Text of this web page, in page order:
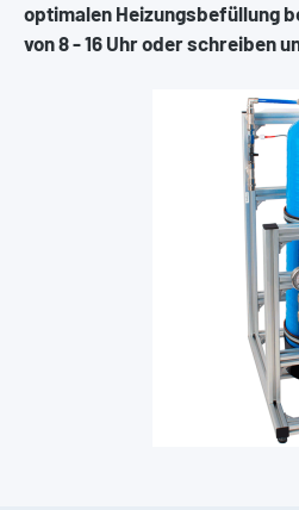
optimalen Heizungsbefüllung
von 8 - 16 Uhr oder schreiben